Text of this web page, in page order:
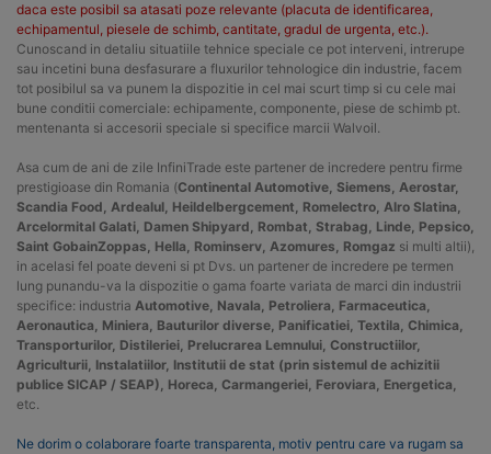
daca este posibil sa atasati poze relevante (placuta de identificarea,
echipamentul, piesele de schimb, cantitate, gradul de urgenta, etc.).
Cunoscand in detaliu situatiile tehnice speciale ce pot interveni, intrerupe
sau incetini buna desfasurare a fluxurilor tehnologice din industrie, facem
tot posibilul sa va punem la dispozitie in cel mai scurt timp si cu cele mai
bune conditii comerciale: echipamente, componente, piese de schimb pt.
mentenanta si accesorii speciale si specifice marcii Walvoil.
Asa cum de ani de zile InfiniTrade este partener de incredere pentru firme
prestigioase din Romania (Continental Automotive, Siemens, Aerostar,
Scandia Food, Ardealul, Heildelbergcement, Romelectro, Alro Slatina,
Arcelormital Galati, Damen Shipyard, Rombat, Strabag, Linde, Pepsico,
Saint GobainZoppas, Hella, Rominserv, Azomures, Romgaz si multi altii),
in acelasi fel poate deveni si pt Dvs. un partener de incredere pe termen
lung punandu-va la dispozitie o gama foarte variata de marci din industrii
specifice: industria Automotive, Navala, Petroliera, Farmaceutica,
Aeronautica, Miniera, Bauturilor diverse, Panificatiei, Textila, Chimica,
Transporturilor, Distileriei, Prelucrarea Lemnului, Constructiilor,
Agriculturii, Instalatiilor, Institutii de stat (prin sistemul de achizitii
publice SICAP / SEAP), Horeca, Carmangeriei, Feroviara, Energetica,
etc.
Ne dorim o colaborare foarte transparenta, motiv pentru care va rugam sa